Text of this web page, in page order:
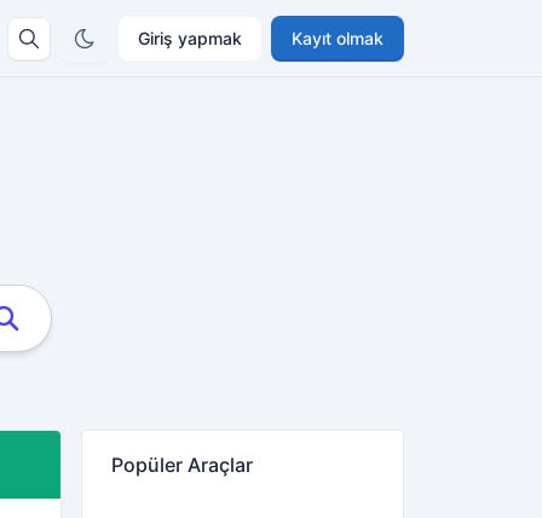
Giriş yapmak Kayıt olmak
Popüler Araçlar